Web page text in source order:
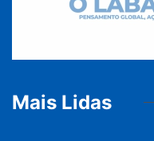
Mais Lidas